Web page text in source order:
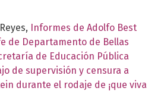
Informes de Adolfo Best
de Departamento de Bellas
de Educación Pública
de supervisión y censura a
durante el rodaje de ¡que viva